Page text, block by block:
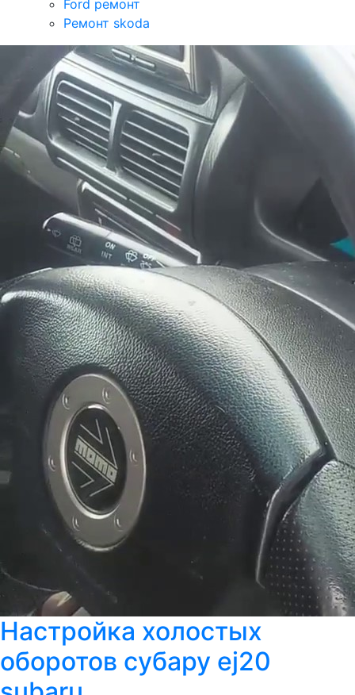
Ford ремонт
Ремонт skoda
Настройка холостых
оборотов субару ej20